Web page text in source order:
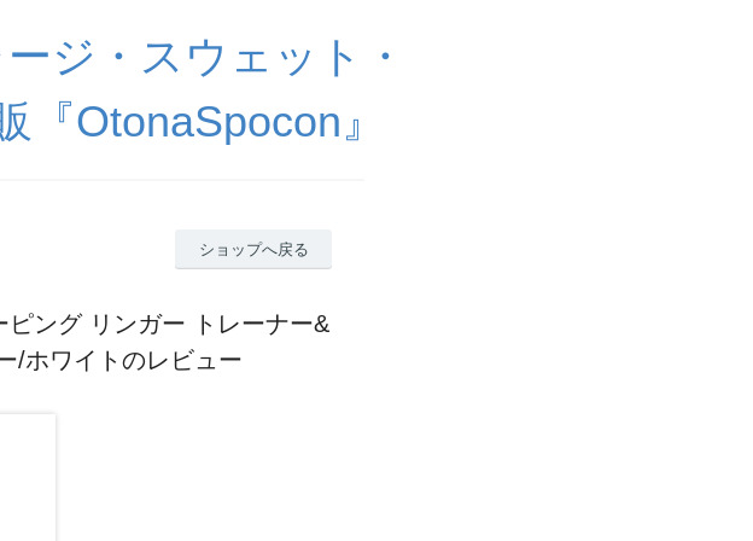
ジ・スウェット・
OtonaSpocon』
ショップへ戻る
ング リンガー トレーナー&
/ホワイトのレビュー